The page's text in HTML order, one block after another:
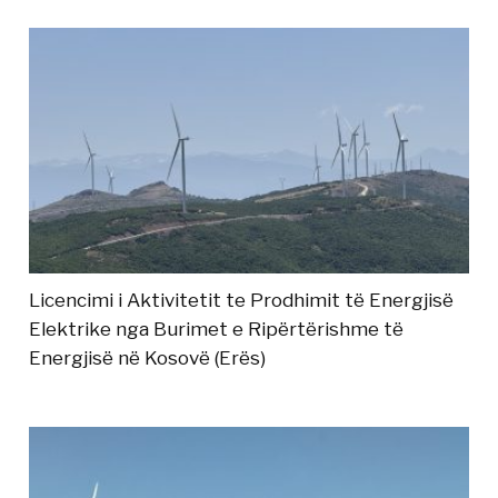
Licencimi i Aktivitetit te Prodhimit të Energjisë
Elektrike nga Burimet e Ripërtërishme të
Energjisë në Kosovë (Erës)